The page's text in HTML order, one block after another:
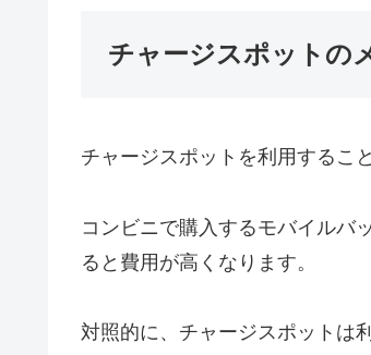
チャージスポットの
チャージスポットを利用するこ
コンビニで購入するモバイルバ
ると費用が高くなります。
対照的に、チャージスポットは